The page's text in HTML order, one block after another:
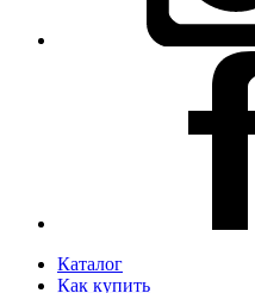
Каталог
Как купить